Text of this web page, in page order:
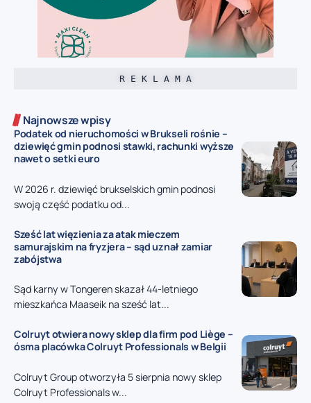
R E K L A M A
Najnowsze wpisy
Podatek od nieruchomości w Brukseli rośnie –
dziewięć gmin podnosi stawki, rachunki wyższe
nawet o setki euro
W 2026 r. dziewięć brukselskich gmin podnosi
swoją część podatku od...
Sześć lat więzienia za atak mieczem
samurajskim na fryzjera – sąd uznał zamiar
zabójstwa
Sąd karny w Tongeren skazał 44-letniego
mieszkańca Maaseik na sześć lat...
Colruyt otwiera nowy sklep dla firm pod Liège –
ósma placówka Colruyt Professionals w Belgii
Colruyt Group otworzyła 5 sierpnia nowy sklep
Colruyt Professionals w...